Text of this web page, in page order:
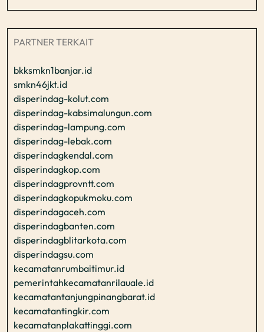
PARTNER TERKAIT
bkksmkn1banjar.id
smkn46jkt.id
disperindag-kolut.com
disperindag-kabsimalungun.com
disperindag-lampung.com
disperindag-lebak.com
disperindagkendal.com
disperindagkop.com
disperindagprovntt.com
disperindagkopukmoku.com
disperindagaceh.com
disperindagbanten.com
disperindagblitarkota.com
disperindagsu.com
kecamatanrumbaitimur.id
pemerintahkecamatanrilauale.id
kecamatantanjungpinangbarat.id
kecamatantingkir.com
kecamatanplakattinggi.com